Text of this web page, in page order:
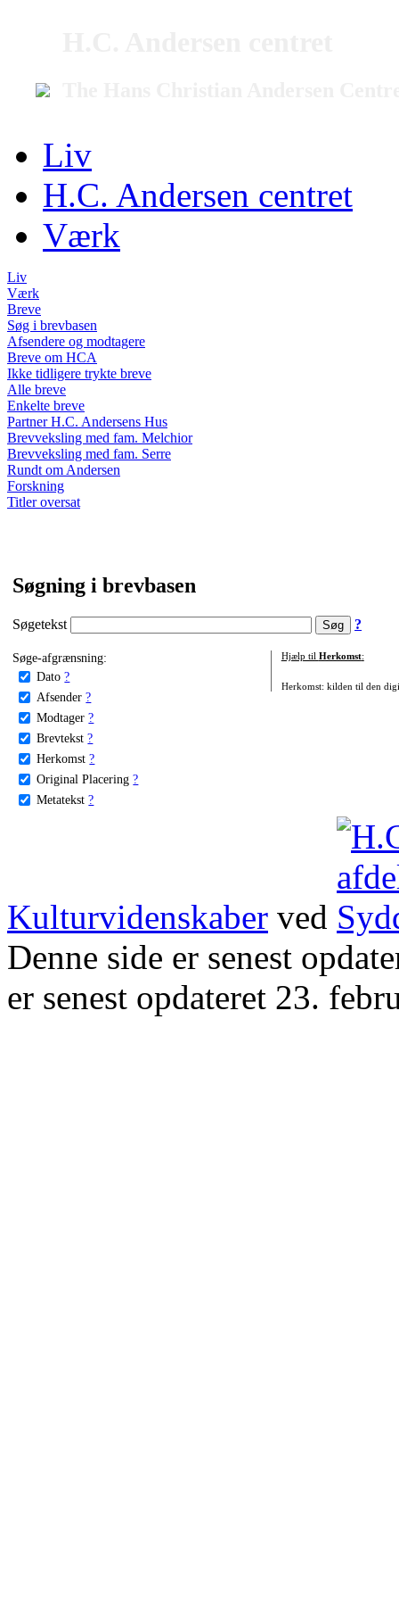
Liv
H.C. Andersen centret
Værk
Liv
Værk
Breve
Søg i brevbasen
Afsendere og modtagere
Breve om HCA
Ikke tidligere trykte breve
Alle breve
Enkelte breve
Partner H.C. Andersens Hus
Brevveksling med fam. Melchior
Brevveksling med fam. Serre
Rundt om Andersen
Forskning
Titler oversat
Søgning i brevbasen
Søgetekst ?
Søge-afgrænsning:
Dato ?
Afsender ?
Modtager ?
Brevtekst ?
Herkomst ?
Original Placering ?
Metatekst ?
Hjælp til Herkomst:
Herkomst: kilden til den
Kulturvidenskaber ved
Denne side er senest
er senest opdateret 23.